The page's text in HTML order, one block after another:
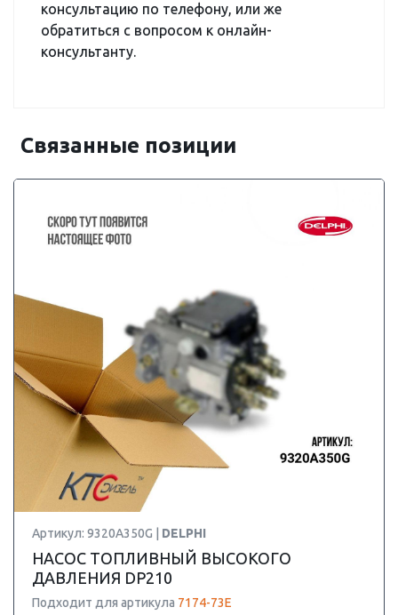
консультацию по телефону, или же
обратиться с вопросом к онлайн-
консультанту.
Связанные позиции
Артикул: 9320A350G | DELPHI
НАСОС ТОПЛИВНЫЙ ВЫСОКОГО
ДАВЛЕНИЯ DP210
Подходит для артикула 7174-73E